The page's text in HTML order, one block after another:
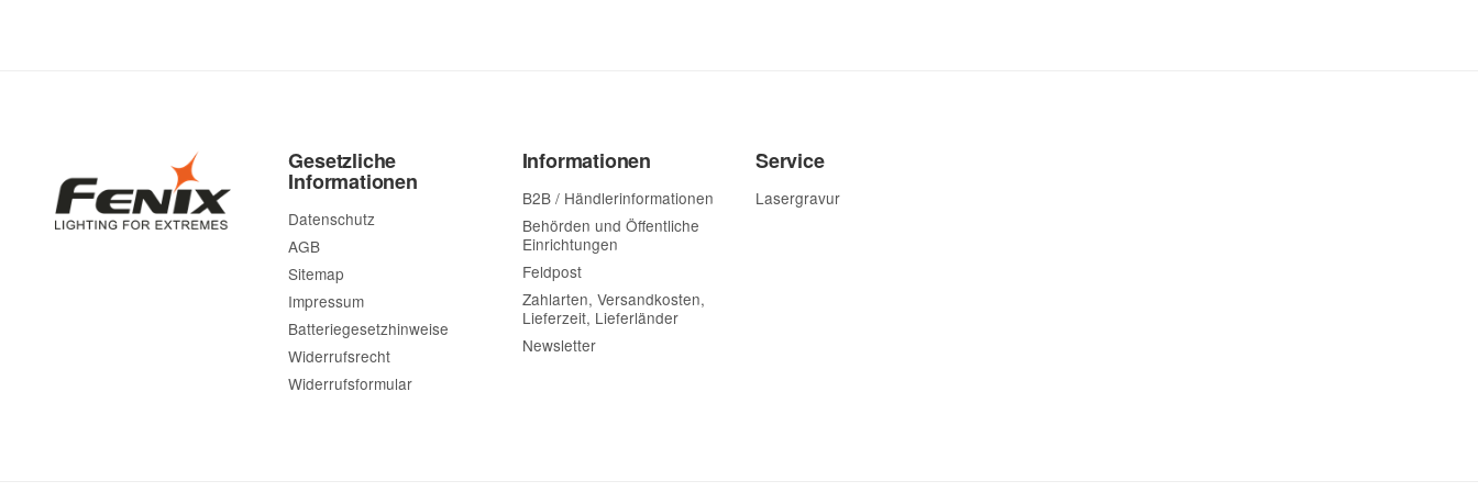
Gesetzliche
Informationen
Datenschutz
AGB
Sitemap
Impressum
Batteriegesetzhinweise
Widerrufsrecht
Widerrufsformular
Informationen
B2B / Händlerinformationen
Behörden und Öffentliche
Einrichtungen
Feldpost
Zahlarten, Versandkosten,
Lieferzeit, Lieferländer
Newsletter
Service
Lasergravur